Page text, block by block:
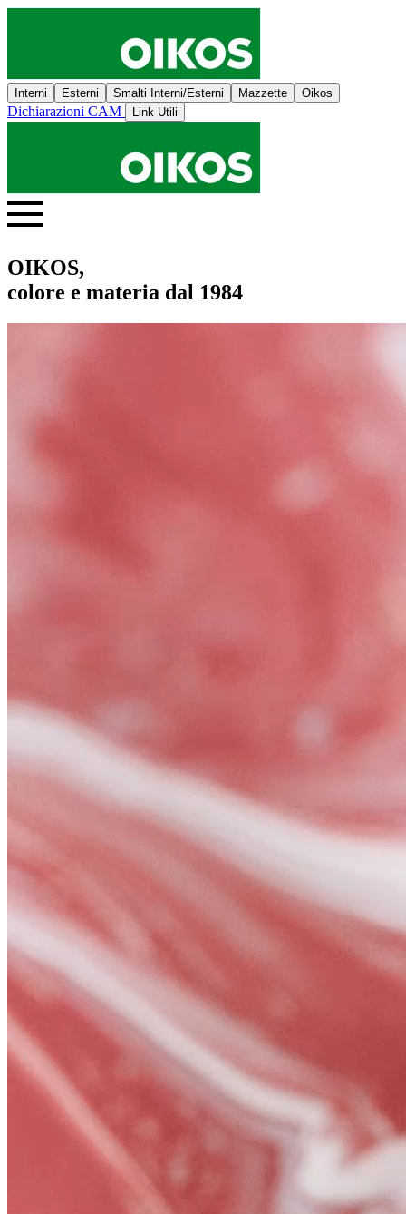
Interni Esterni Smalti Interni/Esterni Mazzette Oikos
Dichiarazioni CAM Link Utili
OIKOS,
colore e materia dal 1984